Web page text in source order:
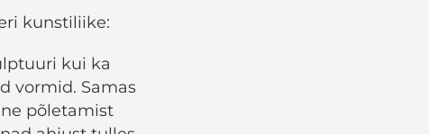
kunstiliike:
kui ka
vormid. Samas
põletamist